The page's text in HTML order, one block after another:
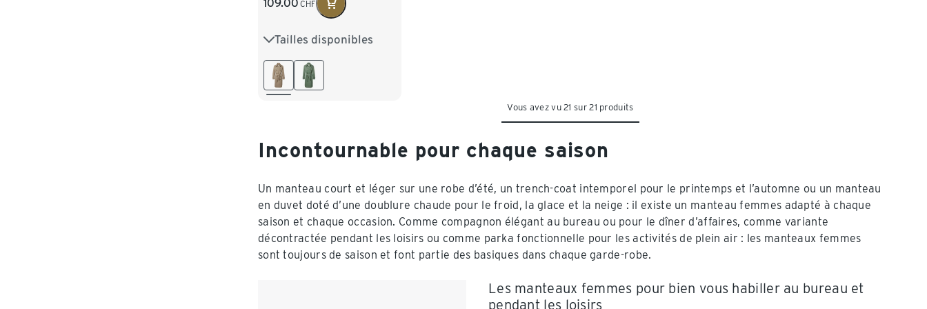
109.00 CHF
Tailles disponibles
34 36 38 40
42 44
Vous avez vu 21 sur 21 produits
Incontournable pour chaque saison
Un manteau court et léger sur une robe d’été, un trench-coat intemporel pour le printemps et l’automne ou un manteau
en duvet doté d’une doublure chaude pour le froid, la glace et la neige : il existe un manteau femmes adapté à chaque
saison et chaque occasion. Comme compagnon élégant au bureau ou pour le dîner d’affaires, comme variante
décontractée pendant les loisirs ou comme parka fonctionnelle pour les activités de plein air : les manteaux femmes
sont toujours de saison et font partie des basiques dans chaque garde-robe.
Les manteaux femmes pour bien vous habiller au bureau et
pendant les loisirs